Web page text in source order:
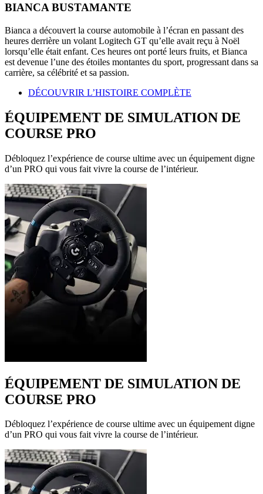
BIANCA BUSTAMANTE
Bianca a découvert la course automobile à l’écran en passant des
heures derrière un volant Logitech GT qu’elle avait reçu à Noël
lorsqu’elle était enfant. Ces heures ont porté leurs fruits, et Bianca
est devenue l’une des étoiles montantes du sport, progressant dans sa
carrière, sa célébrité et sa passion.
DÉCOUVRIR L’HISTOIRE COMPLÈTE
ÉQUIPEMENT DE SIMULATION DE
COURSE PRO
Débloquez l’expérience de course ultime avec un équipement digne
d’un PRO qui vous fait vivre la course de l’intérieur.
ÉQUIPEMENT DE SIMULATION DE
COURSE PRO
Débloquez l’expérience de course ultime avec un équipement digne
d’un PRO qui vous fait vivre la course de l’intérieur.